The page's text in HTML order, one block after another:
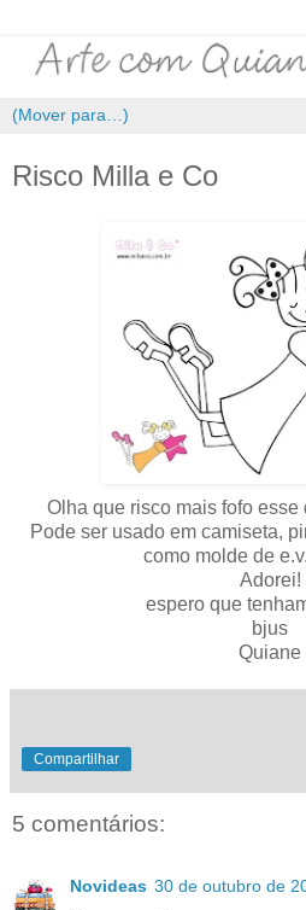
Risco Milla e Co
Olha que risco mais fofo esse
Pode ser usado em camiseta,
como molde de
Adorei!
espero que
bjus
Quiane
Compartilhar
5 comentários:
Novideas 30 de outubro de